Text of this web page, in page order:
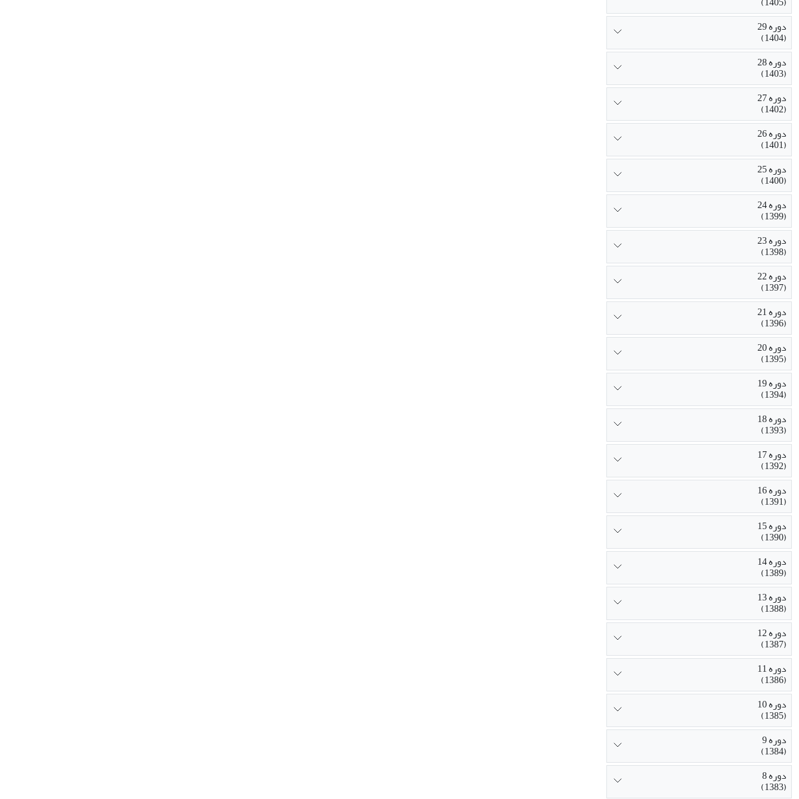
دوره 29
(1404)
دوره 28
(1403)
دوره 27
(1402)
دوره 26
(1401)
دوره 25
(1400)
دوره 24
(1399)
دوره 23
(1398)
دوره 22
(1397)
دوره 21
(1396)
دوره 20
(1395)
دوره 19
(1394)
دوره 18
(1393)
دوره 17
(1392)
دوره 16
(1391)
دوره 15
(1390)
دوره 14
(1389)
دوره 13
(1388)
دوره 12
(1387)
دوره 11
(1386)
دوره 10
(1385)
دوره 9
(1384)
دوره 8
(1383)